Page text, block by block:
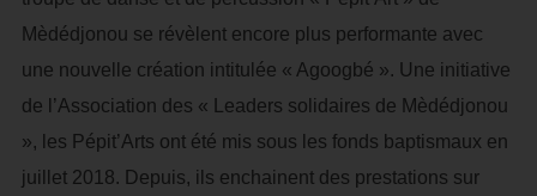
Mèdédjonou se révèlent encore plus performante avec
une nouvelle création intitulée « Agoogbé ». Une initiative
de l’Association des « Leaders solidaires de Mèdédjonou
», les Pépit’Arts ont été mis sous les fonds baptismaux en
juillet 2018. Depuis, ils enchainent des prestations sur